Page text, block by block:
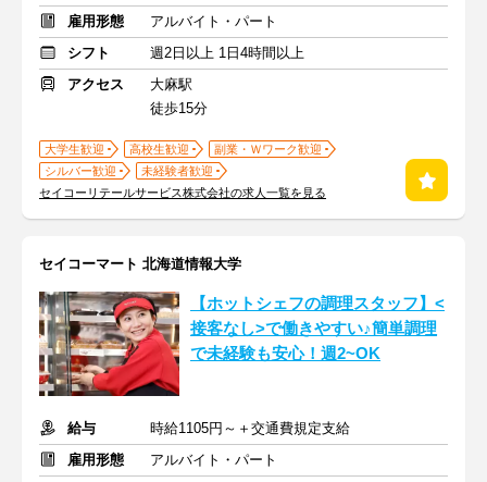
雇用形態
アルバイト・パート
シフト
週2日以上 1日4時間以上
アクセス
大麻駅
徒歩15分
大学生歓迎 高校生歓迎
副業・Ｗワーク歓迎
シルバー歓迎
未経験者歓迎
セイコーリテールサービス株式会社の求人一覧を見る
セイコーマート 北海道情報大学
【ホットシェフの調理スタッフ】<
接客なし>で働きやすい♪簡単調理
で未経験も安心！週2~OK
給与
時給1105円～＋交通費規定支給
雇用形態
アルバイト・パート